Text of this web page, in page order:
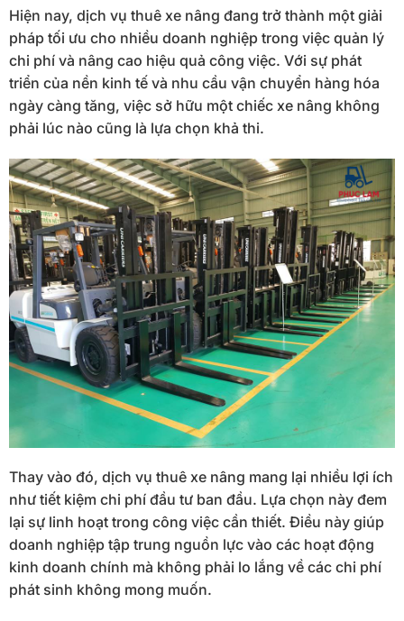
Hiện nay, dịch vụ thuê xe nâng đang trở thành một giải
pháp tối ưu cho nhiều doanh nghiệp trong việc quản lý
chi phí và nâng cao hiệu quả công việc. Với sự phát
triển của nền kinh tế và nhu cầu vận chuyển hàng hóa
ngày càng tăng, việc sở hữu một chiếc xe nâng không
phải lúc nào cũng là lựa chọn khả thi.
Thay vào đó, dịch vụ thuê xe nâng mang lại nhiều lợi ích
như tiết kiệm chi phí đầu tư ban đầu. Lựa chọn này đem
lại sự linh hoạt trong công việc cần thiết. Điều này giúp
doanh nghiệp tập trung nguồn lực vào các hoạt động
kinh doanh chính mà không phải lo lắng về các chi phí
phát sinh không mong muốn.